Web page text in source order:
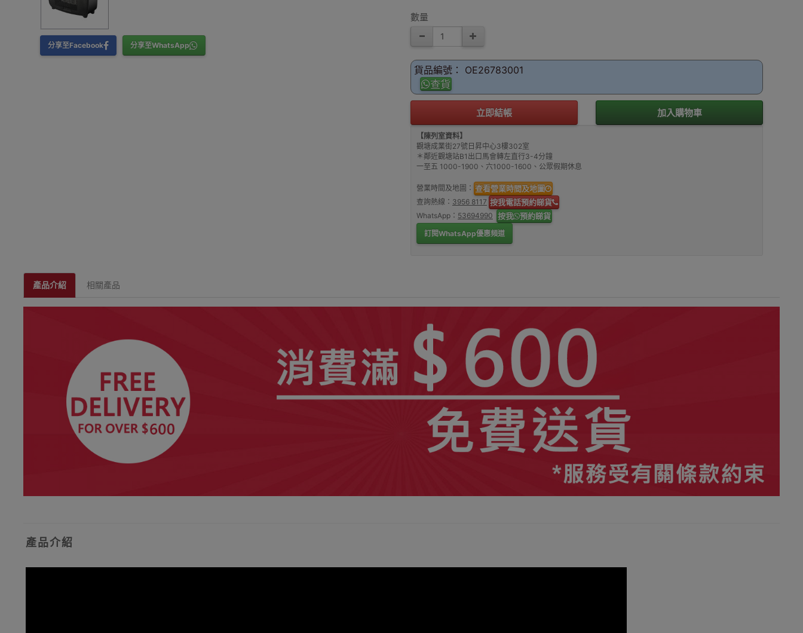
分享至Facebook 分享至WhatsApp
數量
貨品編號： OE26783001
查貨
立即結帳 加入購物車
【陳列室資料】
觀塘成業街27號日昇中心3樓302室
＊鄰近觀塘站B1出口馬會轉左直行3-4分鐘
一至五 1000-1900、六1000-1600、公眾假期休息
營業時間及地圖： 查看營業時間及地圖
查詢熱線： 3956 8117 按我電話預約睇貨
WhatsApp： 53694990 按我 預約睇貨
訂閱WhatsApp優惠頻道
產品介紹 相關產品
產品介紹